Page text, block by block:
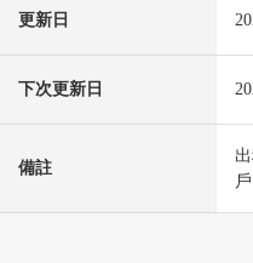
更新日
下次更新日
備註